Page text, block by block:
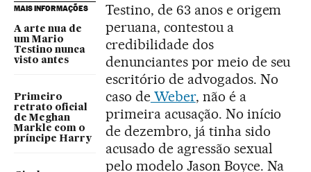
MAIS INFORMAÇÕES
A arte nua de
um Mario
Testino nunca
visto antes
Primeiro
retrato oficial
de Meghan
Markle com o
príncipe Harry
Testino, de 63 anos e origem
peruana, contestou a
credibilidade dos
denunciantes por meio de seu
escritório de advogados. No
caso deWeber, não é a
primeira acusação. No início
de dezembro, já tinha sido
acusado de agressão sexual
pelo modelo Jason Boyce. Na